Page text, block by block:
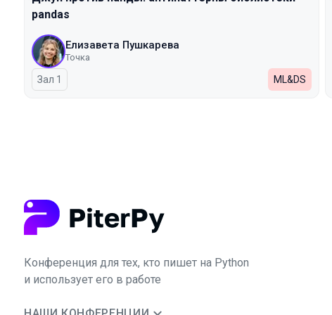
pandas
Елизавета Пушкарева
Точка
Зал 1 ML&DS
Конференция для тех, кто пишет на Python
и использует его в работе